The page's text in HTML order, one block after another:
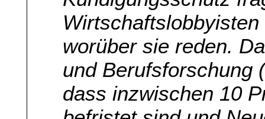
worüber sie reden.
und Berufsforschung
dass inzwischen 10